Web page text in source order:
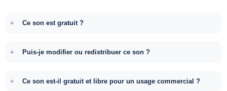
Ce son est gratuit ?
Puis-je modifier ou redistribuer ce son ?
Ce son est-il gratuit et libre pour un usage commercial ?